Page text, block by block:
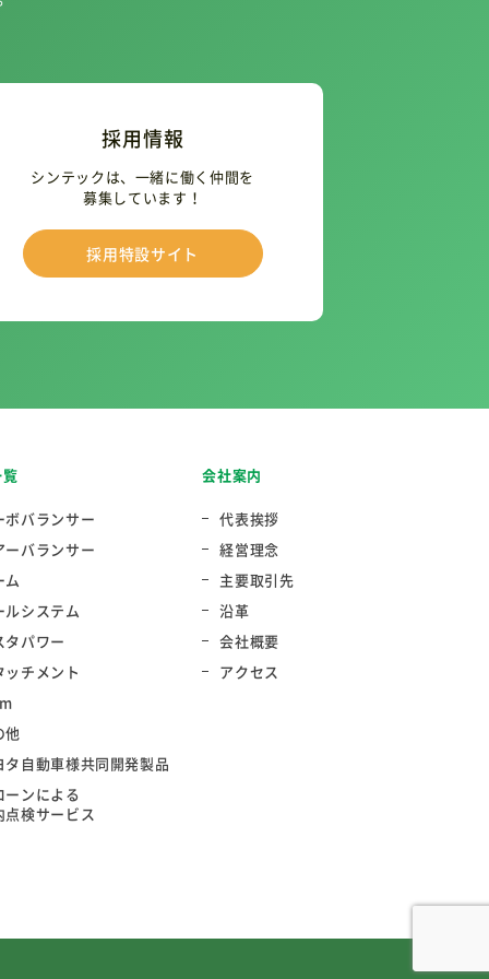
採用情報
シンテックは、一緒に働く仲間を
募集しています！
採用特設サイト
ボバランサー
ーバランサー
ム
ルシステム
タパワー
ッチメント
他
タ自動車様共同開発製品
ーンによる
点検サービス
会社案内
代表挨拶
経営理念
主要取引先
沿革
会社概要
アクセス